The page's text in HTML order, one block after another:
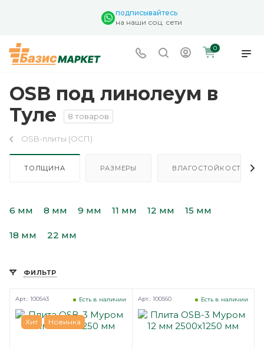
подписывайтесь
на наши соц. сети
0
OSB под линолеум в
Туле
8 товаров
OSB-плиты (ОСП)
ТОЛЩИНА РАЗМЕРЫ ВЛАГОСТОЙКОСТЬ
6 мм 8 мм 9 мм 11 мм 12 мм 15 мм
18 мм 22 мм
ФИЛЬТР
Хит Новинка
Есть в наличии
Арт.: 100543 Есть в наличии
Арт.: 100560